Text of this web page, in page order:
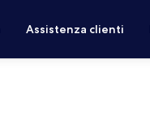
Assistenza clienti